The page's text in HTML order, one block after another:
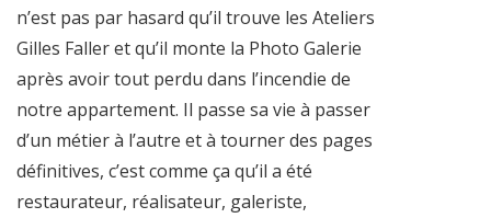
n’est pas par hasard qu’il trouve les Ateliers
Gilles Faller et qu’il monte la Photo Galerie
après avoir tout perdu dans l’incendie de
notre appartement. Il passe sa vie à passer
d’un métier à l’autre et à tourner des pages
définitives, c’est comme ça qu’il a été
restaurateur, réalisateur, galeriste,